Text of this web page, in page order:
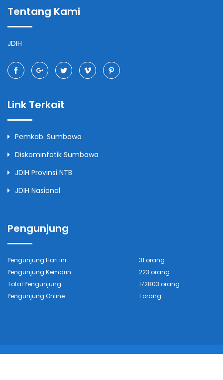
Tentang Kami
JDIH
Link Terkait
Pemkab. Sumbawa
Diskominfotik Sumbawa
JDIH Provinsi NTB
JDIH Nasional
Pengunjung
Pengunjung Hari ini :
31 orang
Pengunjung Kemarin
:
223 orang
Total Pengunjung
:
172803 orang
Pengunjung Online
: 1 orang